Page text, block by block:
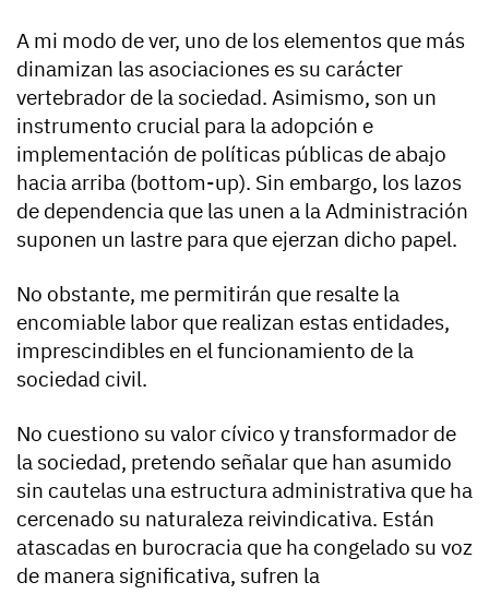
A mi modo de ver, uno de los elementos que más
dinamizan las asociaciones es su carácter
vertebrador de la sociedad. Asimismo, son un
instrumento crucial para la adopción e
implementación de políticas públicas de abajo
hacia arriba (bottom-up). Sin embargo, los lazos
de dependencia que las unen a la Administración
suponen un lastre para que ejerzan dicho papel.
No obstante, me permitirán que resalte la
encomiable labor que realizan estas entidades,
imprescindibles en el funcionamiento de la
sociedad civil.
No cuestiono su valor cívico y transformador de
la sociedad, pretendo señalar que han asumido
sin cautelas una estructura administrativa que ha
cercenado su naturaleza reivindicativa. Están
atascadas en burocracia que ha congelado su voz
de manera significativa, sufren la